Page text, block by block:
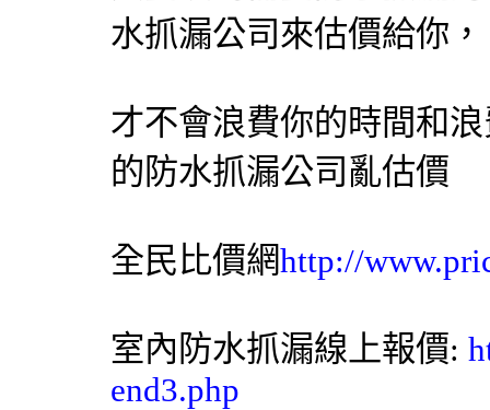
水抓漏公司來估價給你，
才不會浪費你的時間和
的防水抓漏公司亂估價
全民比價網http://
室內防水抓漏線上報價:
end3.php